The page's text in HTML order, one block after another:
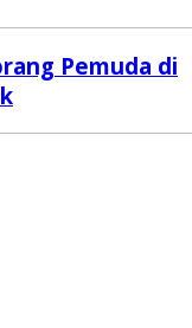
Pemuda di